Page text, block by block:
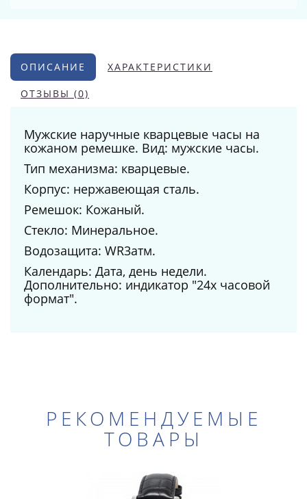
ОПИСАНИЕ ХАРАКТЕРИСТИКИ
ОТЗЫВЫ (0)
Мужские наручные кварцевые часы на
кожаном ремешке. Вид: мужские часы.
Тип механизма: кварцевые.
Корпус: нержавеющая сталь.
Ремешок: Кожаный.
Стекло: Минеральное.
Водозащита: WR3атм.
Календарь: Дата, день недели.
Дополнительно: индикатор "24х часовой
формат".
РЕКОМЕНДУЕМЫЕ
ТОВАРЫ